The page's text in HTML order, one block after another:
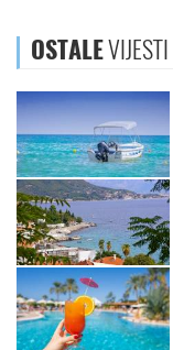
OSTALEVIJESTI